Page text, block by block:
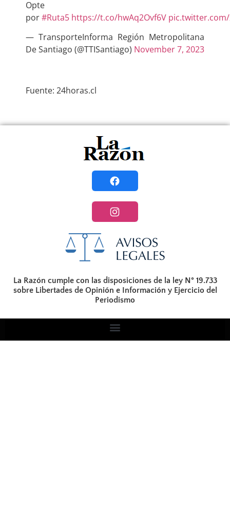
Opte
por#Ruta5 https://t.co/hwAq2Ovf6V pic.twitter.com/
— TransporteInforma Región Metropolitana
De Santiago (@TTISantiago) November 7, 2023
Fuente: 24horas.cl
La Razón cumple con las disposiciones de la ley N° 19.733
sobre Libertades de Opinión e Información y Ejercicio del
Periodismo